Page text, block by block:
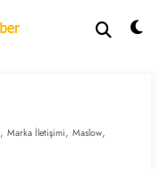
, Marka İletişimi, Maslow,